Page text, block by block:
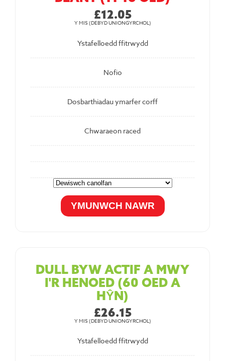
£12.05
Y MIS (DEBYD UNIONGYRCHOL)
Ystafelloedd ffitrwydd
Nofio
Dosbarthiadau ymarfer corff
Chwaraeon raced
DULL BYW ACTIF A MWY
I'R HENOED (60 OED A
HŶN)
£26.15
Y MIS (DEBYD UNIONGYRCHOL)
Ystafelloedd ffitrwydd